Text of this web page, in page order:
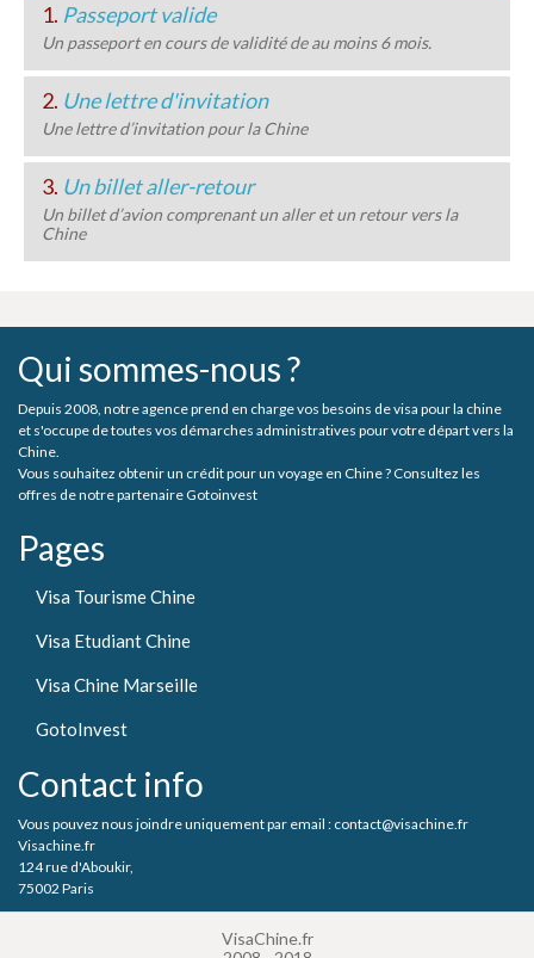
1. Passeport valide
Un passeport en cours de validité de au moins 6 mois.
2. Une lettre d'invitation
Une lettre d’invitation pour la Chine
3. Un billet aller-retour
Un billet d’avion comprenant un aller et un retour vers la
Chine
Qui sommes-nous ?
Depuis 2008, notre agence prend en charge vos besoins de visa pour la chine
et s'occupe de toutes vos démarches administratives pour votre départ vers la
Chine.
Vous souhaitez obtenir un crédit pour un voyage en Chine ? Consultez les
offres de notre partenaire Gotoinvest
Pages
Visa Tourisme Chine
Visa Etudiant Chine
Visa Chine Marseille
GotoInvest
Contact info
Vous pouvez nous joindre uniquement par email : contact@visachine.fr
Visachine.fr
124 rue d'Aboukir,
75002 Paris
VisaChine.fr